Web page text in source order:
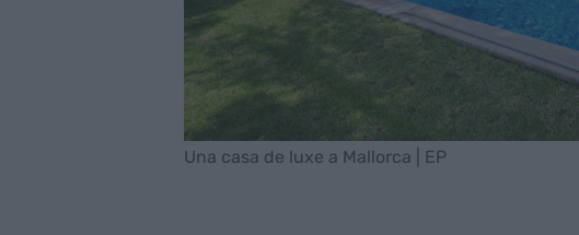
Una casa de luxe a Mallorca | EP